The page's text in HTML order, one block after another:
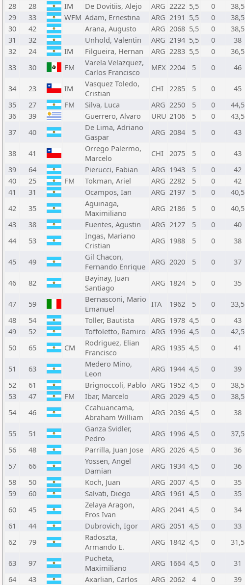
28
28 IM De Dovitiis, Alejo ARG 2222 5,5 0 38,5
29
33 WFM Adam, Ernestina ARG 2191 5,5 0 38,5
30
42 Arana, Augusto ARG 2068 5,5 0 38,5
31
32 Unhold, Valentin ARG 2194 5,5 0 38
32
24 IM Filgueira, Hernan ARG 2283 5,5 0 36,5
33
30 FM
Varela Velazquez,
Carlos Francisco
MEX 2204 5 0 46
34 23 IM
Vasquez Toledo,
Cristian
CHI 2285 5 0 45
35
27 FM Silva, Luca ARG 2250 5 0 44,5
36
39 Guerrero, Alvaro URU 2106 5 0 43,5
37
40
De Lima, Adriano
Gaspar
ARG 2084 5 0 43
38 41
Orrego Palermo,
Marcelo
CHI 2075 5 0 43
39
64 Pierucci, Fabian ARG 1943 5 0 42
40
25 FM Tokman, Ariel ARG 2282 5 0 42
41
31 Ocampos, Ian ARG 2197 5 0 40,5
42
35
Aguinaga,
Maximiliano
ARG 2186 5 0 40,5
43
38 Fuentes, Agustin ARG 2127 5 0 40
44
53
Ingas, Mariano
Cristian
ARG 1988 5 0 38
45 49
Gil Chacon,
Fernando Enrique ARG 2020 5 0 37
46 82
Bayinay, Juan
Santiago
ARG 1824 5 0 35
47 59
Bernasconi, Mario
Emanuel
ITA 1962 5 0 33,5
48
54 Toller, Bautista ARG 1978 4,5 0 43
49
52 Toffoletto, Ramiro ARG 1996 4,5 0 42,5
50
65 CM
Rodriguez, Elian
Francisco
ARG 1935 4,5 0 41
51 63
Medero Mino,
Leon
ARG 1944 4,5 0 39
52
61 Brignoccoli, Pablo ARG 1952 4,5 0 38,5
53
47 FM Ibar, Marcelo ARG 2029 4,5 0 38,5
54
46
Ccahuancama,
Abraham William
ARG 2036 4,5 0 38
55 51
Ganza Svidler,
Pedro
ARG 1996 4,5 0 37,5
56
48 Parrilla, Juan Jose ARG 2026 4,5 0 36
57
66
Yossen, Angel
Damian
ARG 1934 4,5 0 36
58
50 Koch, Juan ARG 2007 4,5 0 35
59
60 Salvati, Diego ARG 1961 4,5 0 35
60
45
Zelaya Aragon,
Eros Ivan
ARG 2041 4,5 0 34
61
44 Dubrovich, Igor ARG 2051 4,5 0 33
62
79
Radoszta,
Armando E.
ARG 1842 4,5 0 31,5
63 97
Pucheta,
Maximiliano
ARG 1664 4,5 0 31
64
43 Axarlian, Carlos ARG 2062 4 0 39